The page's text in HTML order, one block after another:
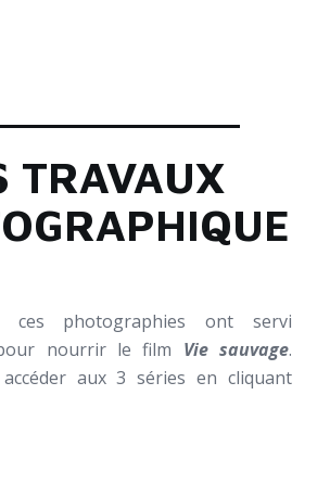
TRAVAUX
ces photographies ont servi
nourrir le film Vie sauvage.
aux 3 séries en cliquant